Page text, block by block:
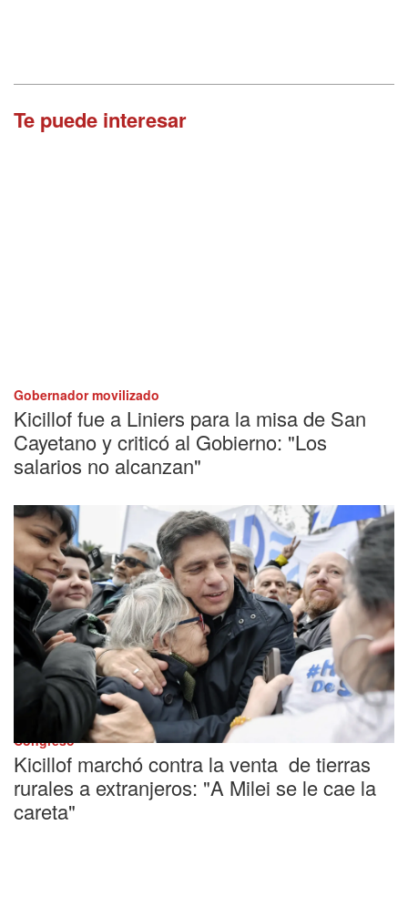
Te puede interesar
Gobernador movilizado
Kicillof fue a Liniers para la misa de San
Cayetano y criticó al Gobierno: "Los
salarios no alcanzan"
Congreso
Kicillof marchó contra la venta de tierras
rurales a extranjeros: "A Milei se le cae la
careta"